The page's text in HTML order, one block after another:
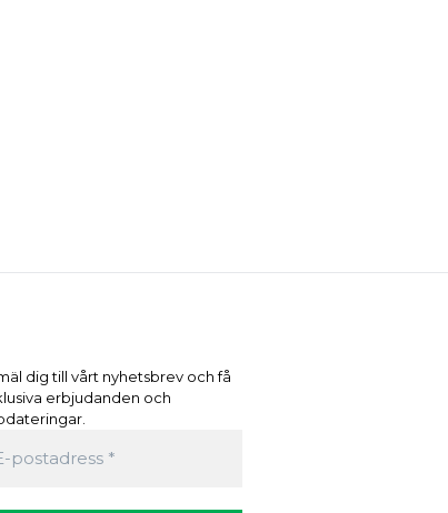
dig till vårt nyhetsbrev och få
erbjudanden och